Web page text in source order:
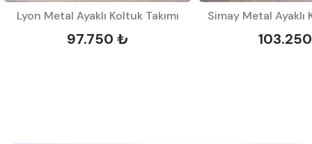
Lyon Metal Ayaklı Koltuk Takımı
97.750 ₺
Simay Metal Ayaklı